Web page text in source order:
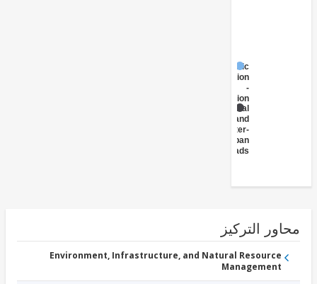
Administration
Transportation
التركيز
Environment, Infrastructure, and Natural Resource
Management